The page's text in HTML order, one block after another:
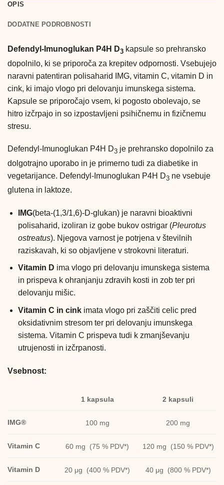
OPIS
DODATNE PODROBNOSTI
Defendyl-Imunoglukan P4H D3 kapsule so prehransko
dopolnilo, ki se priporoča za krepitev odpornosti. Vsebujejo
naravni patentiran polisaharid IMG, vitamin C, vitamin D in
cink, ki imajo vlogo pri delovanju imunskega sistema.
Kapsule se priporočajo vsem, ki pogosto obolevajo, se
hitro izčrpajo in so izpostavljeni psihičnemu in fizičnemu
stresu.
Defendyl-Imunoglukan P4H D3 je prehransko dopolnilo za
dolgotrajno uporabo in je primerno tudi za diabetike in
vegetarijance. Defendyl-Imunoglukan P4H D3 ne vsebuje
glutena in laktoze.
IMG(beta-(1,3/1,6)-D-glukan) je naravni bioaktivni
polisaharid, izoliran iz gobe bukov ostrigar (Pleurotus
ostreatus). Njegova varnost je potrjena v številnih
raziskavah, ki so objavljene v strokovni literaturi.
Vitamin D ima vlogo pri delovanju imunskega sistema
in prispeva k ohranjanju zdravih kosti in zob ter pri
delovanju mišic.
Vitamin C in cinkimata vlogo pri zaščiti celic pred
oksidativnim stresom ter pri delovanju imunskega
sistema. Vitamin C prispeva tudi k zmanjševanju
utrujenosti in izčrpanosti.
Vsebnost:
1 kapsula 2 kapsuli
IMG® 100 mg 200 mg
Vitamin C 60 mg (75 % PDV*) 120 mg (150 % PDV*)
Vitamin D 20 μg (400 % PDV*) 40 μg (800 % PDV*)